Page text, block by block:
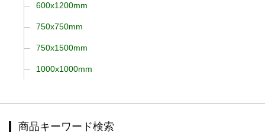
600x1200mm
750x750mm
750x1500mm
1000x1000mm
商品キーワード検索